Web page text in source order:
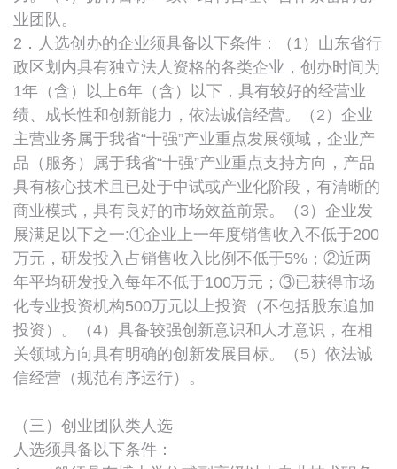
业团队。
2．人选创办的企业须具备以下条件：（1）山东省行
政区划内具有独立法人资格的各类企业，创办时间为
1年（含）以上6年（含）以下，具有较好的经营业
绩、成长性和创新能力，依法诚信经营。（2）企业
主营业务属于我省“十强”产业重点发展领域，企业产
品（服务）属于我省“十强”产业重点支持方向，产品
具有核心技术且已处于中试或产业化阶段，有清晰的
商业模式，具有良好的市场效益前景。（3）企业发
展满足以下之一:①企业上一年度销售收入不低于200
万元，研发投入占销售收入比例不低于5%；②近两
年平均研发投入每年不低于100万元；③已获得市场
化专业投资机构500万元以上投资（不包括股东追加
投资）。（4）具备较强创新意识和人才意识，在相
关领域方向具有明确的创新发展目标。（5）依法诚
信经营（规范有序运行）。
（三）创业团队类人选
人选须具备以下条件：